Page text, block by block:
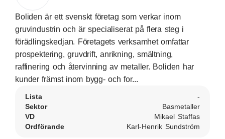
Boliden är ett svenskt företag som verkar inom
gruvindustrin och är specialiserat på flera steg i
förädlingskedjan. Företagets verksamhet omfattar
prospektering, gruvdrift, anrikning, smältning,
raffinering och återvinning av metaller. Boliden har
kunder främst inom bygg- och for...
Lista
-
Sektor
Basmetaller
VD
Mikael Staffas
Ordförande
Karl-Henrik Sundström